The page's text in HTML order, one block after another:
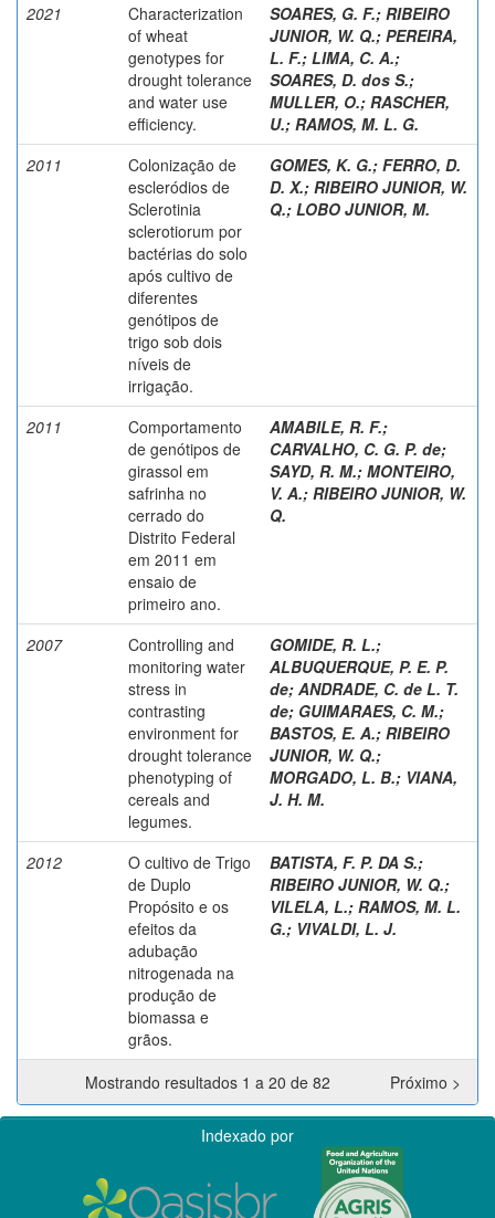
2021
Characterization
of wheat
genotypes for
drought tolerance
and water use
efficiency.
SOARES, G. F.; RIBEIRO
JUNIOR, W. Q.; PEREIRA,
L. F.; LIMA, C. A.;
SOARES, D. dos S.;
MULLER, O.; RASCHER,
U.; RAMOS, M. L. G.
2011
Colonização de
escleródios de
Sclerotinia
sclerotiorum por
bactérias do solo
após cultivo de
diferentes
genótipos de
trigo sob dois
níveis de
irrigação.
GOMES, K. G.; FERRO, D.
D. X.; RIBEIRO JUNIOR, W.
Q.; LOBO JUNIOR, M.
2011
Comportamento
de genótipos de
girassol em
safrinha no
cerrado do
Distrito Federal
em 2011 em
ensaio de
primeiro ano.
AMABILE, R. F.;
CARVALHO, C. G. P. de;
SAYD, R. M.; MONTEIRO,
V. A.; RIBEIRO JUNIOR, W.
Q.
2007
Controlling and
monitoring water
stress in
contrasting
environment for
drought tolerance
phenotyping of
cereals and
legumes.
GOMIDE, R. L.;
ALBUQUERQUE, P. E. P.
de; ANDRADE, C. de L. T.
de; GUIMARAES, C. M.;
BASTOS, E. A.; RIBEIRO
JUNIOR, W. Q.;
MORGADO, L. B.; VIANA,
J. H. M.
2012
O cultivo de Trigo
de Duplo
Propósito e os
efeitos da
adubação
nitrogenada na
produção de
biomassa e
grãos.
BATISTA, F. P. DA S.;
RIBEIRO JUNIOR, W. Q.;
VILELA, L.; RAMOS, M. L.
G.; VIVALDI, L. J.
Mostrando resultados 1 a 20 de 82 Próximo >
Indexado por